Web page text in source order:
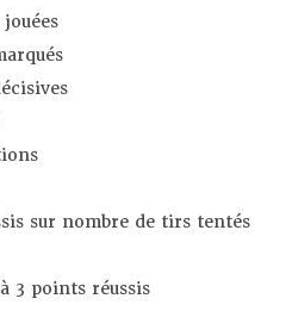
sur nombre de tirs tentés
3 points réussis